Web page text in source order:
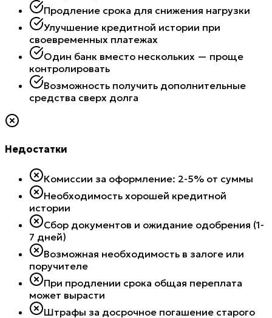
Продление срока для снижения нагрузки
Улучшение кредитной истории при
своевременных платежах
Один банк вместо нескольких — проще
контролировать
Возможность получить дополнительные
средства сверх долга
Недостатки
Комиссии за оформление: 2-5% от суммы
Необходимость хорошей кредитной
истории
Сбор документов и ожидание одобрения (1-
7 дней)
Возможная необходимость в залоге или
поручителе
При продлении срока общая переплата
может вырасти
Штрафы за досрочное погашение старого